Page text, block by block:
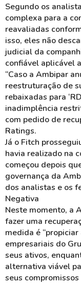
Segundo os
complexa para a
reavaliadas
isso, eles não
judicial da
confiável aplicável
“Caso a Ambipar
reestruturação de
rebaixadas para
inadimplência
com pedido de
Ratings.
Já o Fitch
havia realizado na
começou depois
governança da
dos analistas e os
Negativa
Neste momento, a
fazer uma
medida é
empresariais do
seus ativos,
alternativa viável
seus compromissos